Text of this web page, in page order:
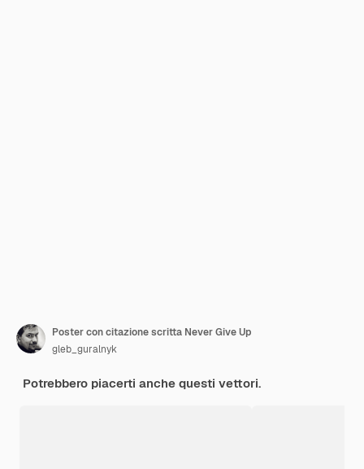
Poster con citazione scritta Never Give Up
gleb_guralnyk
Potrebbero piacerti anche questi vettori.